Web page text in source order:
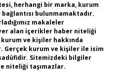
herhangi bir marka, kurum
bulunmamaktadır.
makaleler
alan içerikler haber niteliği
ve kişiler hakkında
Gerçek kurum ve kişiler ile isim
Sitemizdeki bilgiler
niteliği taşımazlar.